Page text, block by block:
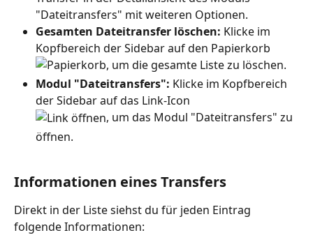
"Dateitransfers" mit weiteren Optionen.
Gesamten Dateitransfer löschen: Klicke im
Kopfbereich der Sidebar auf den Papierkorb
, um die gesamte Liste zu löschen.
Modul "Dateitransfers": Klicke im Kopfbereich
der Sidebar auf das Link-Icon
, um das Modul "Dateitransfers" zu
öffnen.
Informationen eines Transfers
Direkt in der Liste siehst du für jeden Eintrag
folgende Informationen: